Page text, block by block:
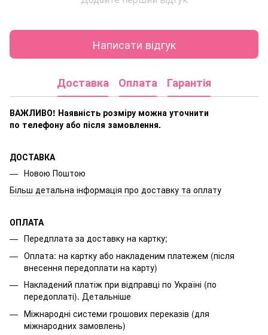
Написати відгук
Доставка Оплата Гарантія
ВАЖЛИВО! Наявність розміру можна уточнити
по телефону або після замовлення.
ДОСТАВКА
Новою Поштою
Більш детальна інформація про доставку та оплату
ОПЛАТА
Передплата за доставку на картку;
Оплата: на картку або накладеним платежем (після
внесення передоплати на карту)
Накладений платіж при відправці по Україні (по
передоплаті). Детальніше
Міжнародні системи грошових переказів (для
міжнародних замовлень)